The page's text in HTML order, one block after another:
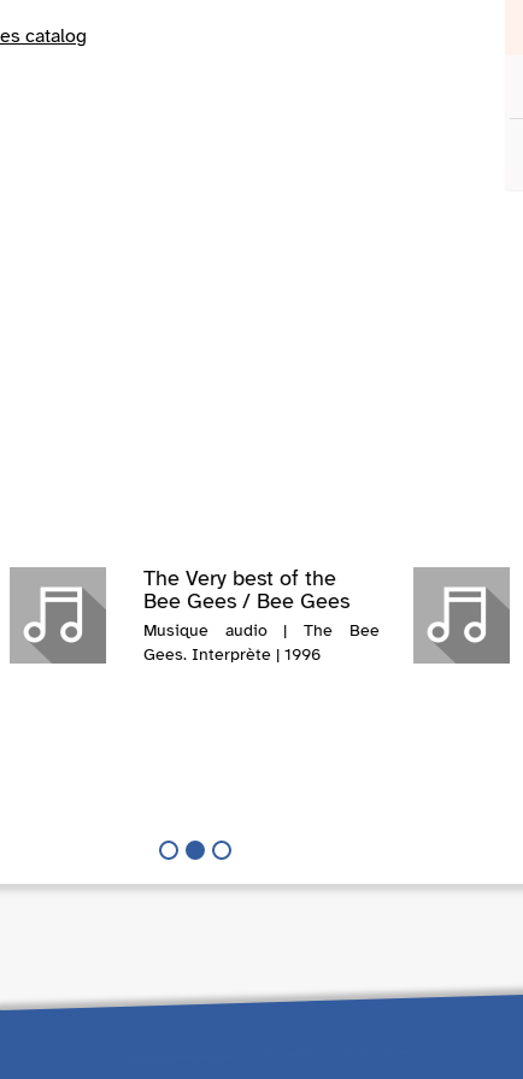
catalog
The Very best of the
Bee Gees / Bee Gees
Musique audio | The Bee
Gees. Interprète | 1996